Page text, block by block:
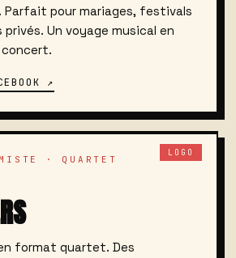
pour mariages, festivals
Un voyage musical en
↗
LOGO
· QUARTET
format quartet. Des